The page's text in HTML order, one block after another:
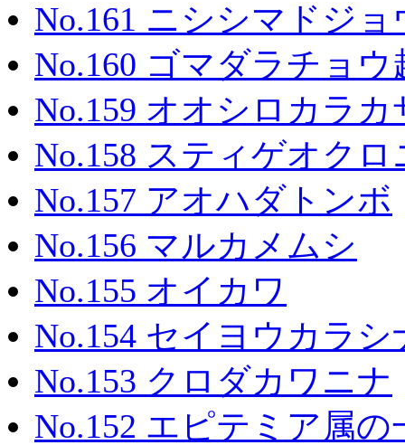
No.161 ニシシマドジョ
No.160 ゴマダラチョウ
No.159 オオシロカラカ
No.158 スティゲオク
No.157 アオハダトンボ
No.156 マルカメムシ
No.155 オイカワ
No.154 セイヨウカラシ
No.153 クロダカワニナ
No.152 エピテミア属の